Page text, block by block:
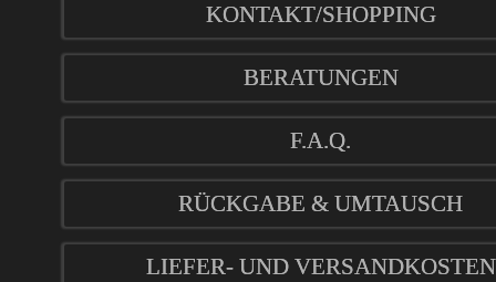
KONTAKT/SHOPPING
BERATUNGEN
F.A.Q.
RÜCKGABE & UMTAUSCH
LIEFER- UND VERSANDKOSTEN